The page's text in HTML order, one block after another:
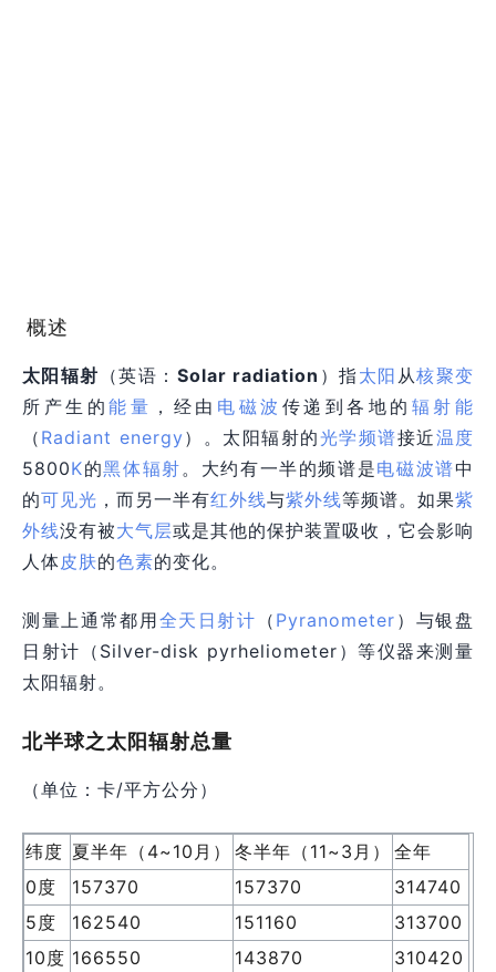
概述
太阳辐射 （英语： Solar radiation ）指太阳 从核聚变
所产生的能量 ，经由 电磁波 传递到各地的 辐射能
（ Radiant energy）。太阳辐射的光学频谱接近温度
5800K的黑体辐射。大约有一半的频谱是电磁波谱中
的可见光 ，而另一半有红外线与紫外线等频谱。如果紫
外线没有被大气层或是其他的保护装置吸收，它会影响
人体皮肤的色素的变化。
测量上通常都用全天日射计 （ Pyranometer ）与银盘
日射计（Silver-disk pyrheliometer）等仪器来测量
太阳辐射。
北半球之太阳辐射总量
（单位：卡/平方公分）
纬度 夏半年（4~10月） 冬半年（11~3月）
全年
0度
157370 157370
314740
5度
162540 151160
313700
10度 166550 143870
310420